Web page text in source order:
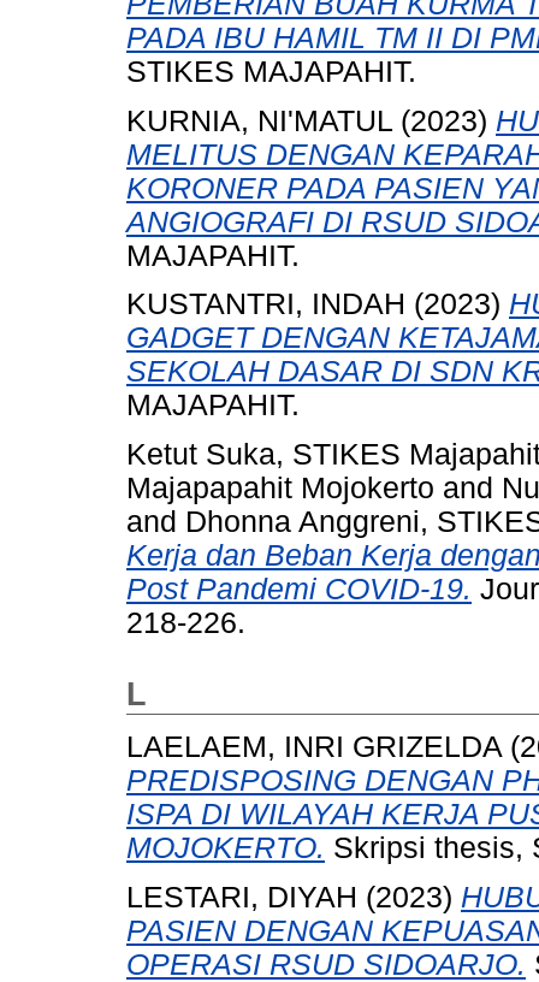
PADA IBU HAMIL TM II DI
STIKES MAJAPAHIT.
KURNIA, NI'MATUL (2023)
MELITUS DENGAN
KORONER PADA PASIEN
ANGIOGRAFI DI RSUD
MAJAPAHIT.
KUSTANTRI, INDAH (2023)
GADGET DENGAN
SEKOLAH DASAR DI SDN
MAJAPAHIT.
Ketut Suka, STIKES
Majapapahit Mojokerto and
and Dhonna Anggreni,
Kerja dan Beban Kerja
Post Pandemi COVID-19.
218-226.
L
LAELAEM, INRI GRIZELDA
PREDISPOSING DENGAN
ISPA DI WILAYAH KERJA
MOJOKERTO. Skripsi thesis,
LESTARI, DIYAH (2023)
PASIEN DENGAN
OPERASI RSUD SIDOARJO.